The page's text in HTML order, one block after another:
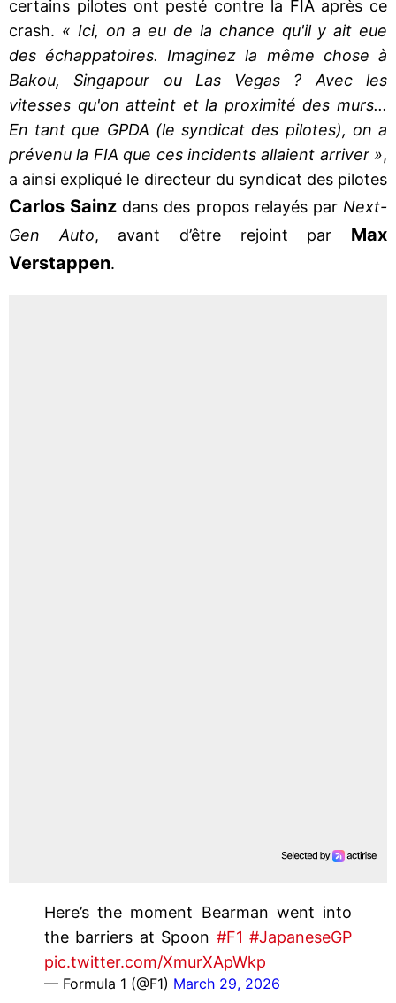
certains pilotes ont pesté contre la FIA après ce
crash. « Ici, on a eu de la chance qu'il y ait eue
des échappatoires. Imaginez la même chose à
Bakou, Singapour ou Las Vegas ? Avec les
vitesses qu'on atteint et la proximité des murs...
En tant que GPDA (le syndicat des pilotes), on a
prévenu la FIA que ces incidents allaient arriver »,
a ainsi expliqué le directeur du syndicat des pilotes
Carlos Sainz dans des propos relayés par Next-
Gen Auto, avant d’être rejoint par Max
Verstappen.
Here’s the moment Bearman went into
the barriers at Spoon #F1 #JapaneseGP
pic.twitter.com/XmurXApWkp
— Formula 1 (@F1) March 29, 2026